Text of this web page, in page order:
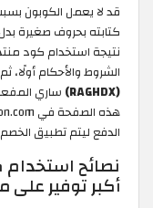
قد لا يعمل الكوبون
كتابته بحروف صغيرة
نتيجة استخدام كود
الشروط والأحكام أولًا،
(RAGHDX)
ساري
الدفع ليتم تطبيق
نصائح
أكبر توفير على